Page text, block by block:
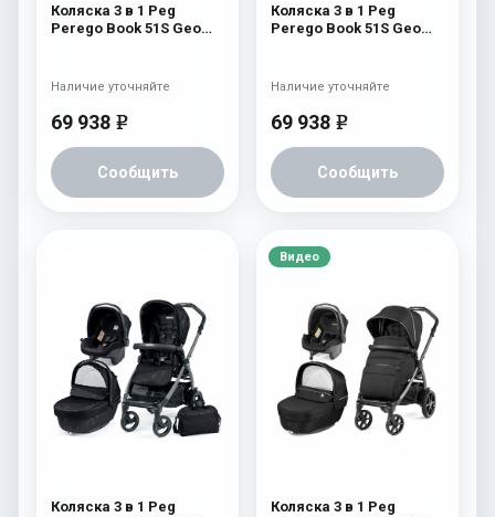
Коляска 3 в 1 Peg
Perego Book 51S Geo
69 938 e
Сообщить
Наличие уточняйте
Коляска 3 в 1 Peg
Perego Book 51S Geo
69 938 e
Сообщить
Наличие уточняйте
Коляска 3 в 1 Peg
Видео
Коляска 3 в 1 Peg